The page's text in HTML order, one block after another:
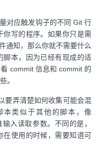
对应触发钩子的不同 Git 行
你写的程序。如果你只是需
通知，那么你就不需要什么
脚本，因为已经有现成的适
commit 信息和 commit 的
。
要弄清楚如何收集可能会混
类似于其他的脚本，像
入读取参数。不同的是，
在使用的时候，需要知道可